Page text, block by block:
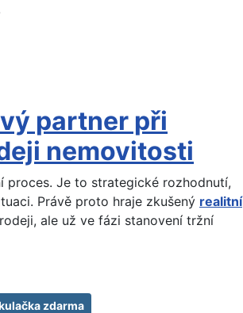
partner při
nemovitosti
proces. Je to strategické rozhodnutí,
Právě proto hraje zkušený realitní
ale už ve fázi stanovení tržní
zdarma